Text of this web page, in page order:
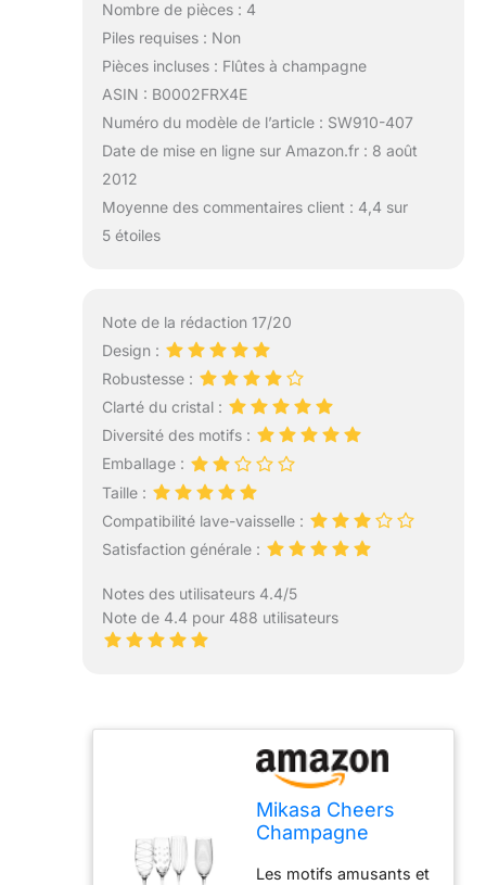
Nombre de pièces : 4
Piles requises : Non
Pièces incluses : Flûtes à champagne
ASIN : B0002FRX4E
Numéro du modèle de l’article : SW910-407
Date de mise en ligne sur Amazon.fr : 8 août
2012
Moyenne des commentaires client : 4,4 sur
5 étoiles
Note de la rédaction 17/20
Design :
Robustesse :
Clarté du cristal :
Diversité des motifs :
Emballage :
Taille :
Compatibilité lave-vaisselle :
Satisfaction générale :
Notes des utilisateurs 4.4/5
Note de 4.4 pour 488 utilisateurs
Mikasa Cheers
Champagne
Les motifs amusants et